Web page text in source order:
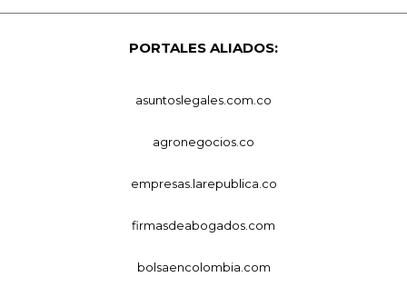
PORTALES ALIADOS:
asuntoslegales.com.co
agronegocios.co
empresas.larepublica.co
firmasdeabogados.com
bolsaencolombia.com